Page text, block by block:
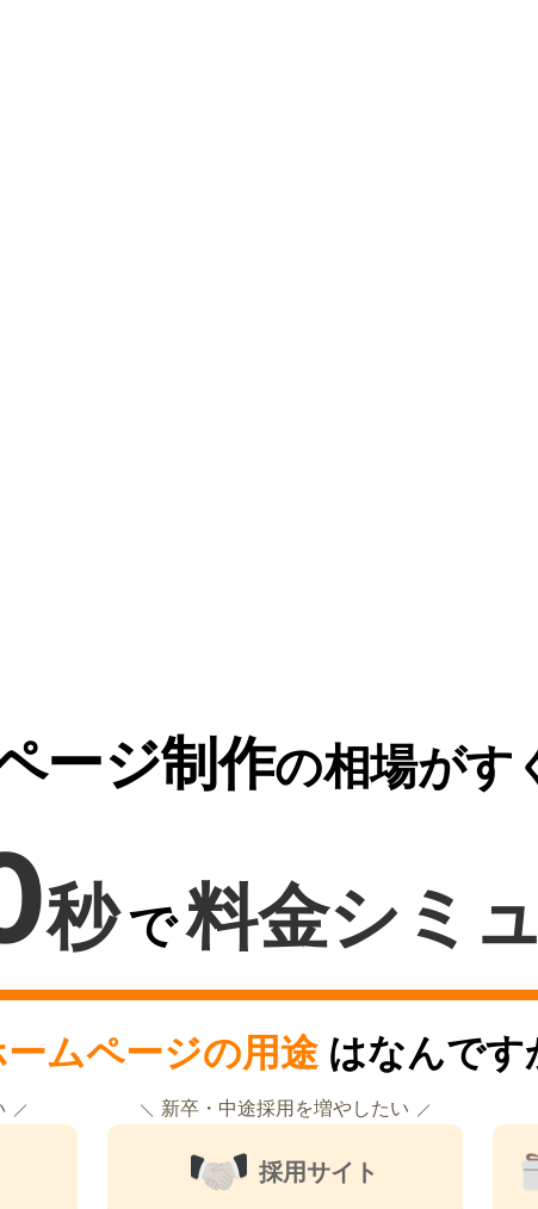
ージ制作の相場がす
秒で料金シミ
ムページの用途はなんです
新卒・中途採用を増やしたい
採用サイト